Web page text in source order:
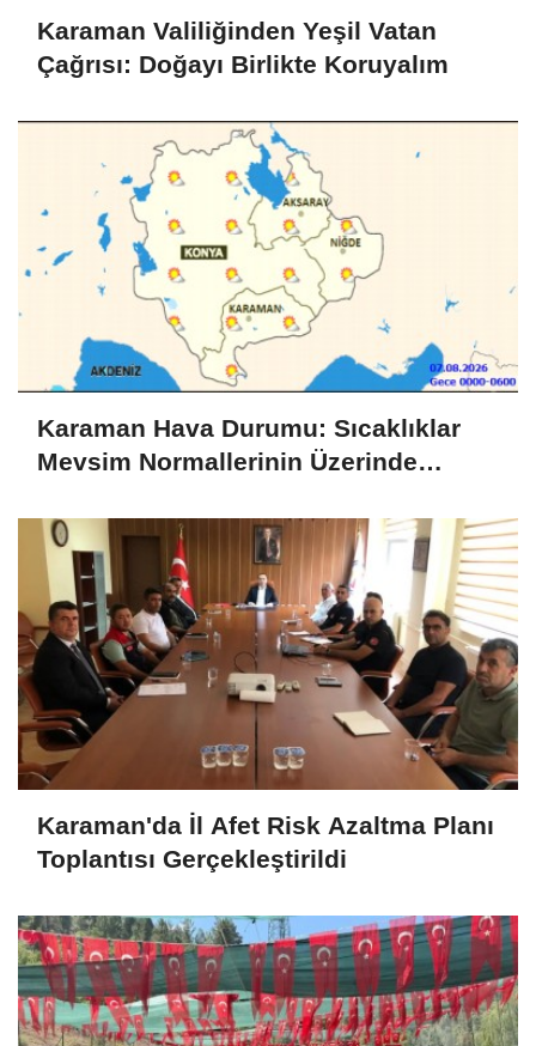
Karaman Valiliğinden Yeşil Vatan
Çağrısı: Doğayı Birlikte Koruyalım
Karaman Hava Durumu: Sıcaklıklar
Mevsim Normallerinin Üzerinde
Karaman'da İl Afet Risk Azaltma Planı
Toplantısı Gerçekleştirildi